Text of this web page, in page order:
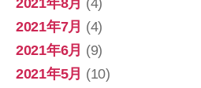
2021年7月 (4)
2021年6月 (9)
2021年5月 (10)